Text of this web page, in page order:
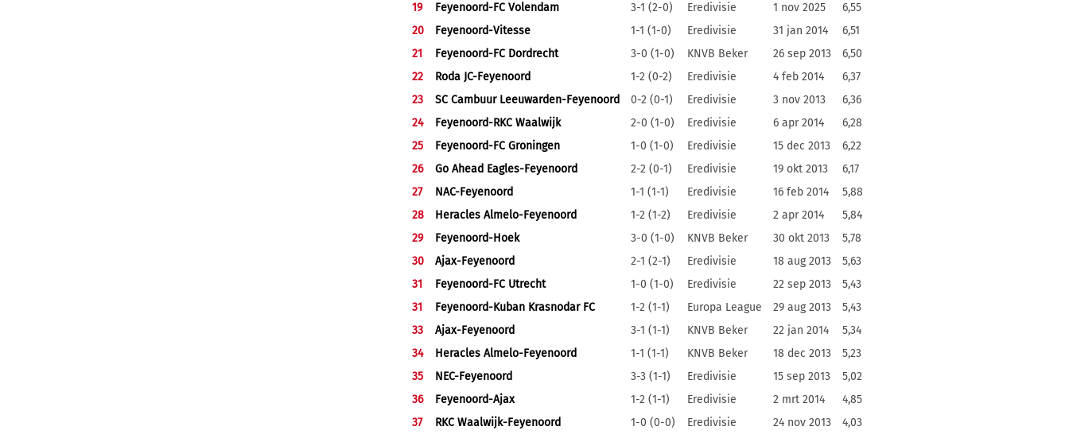
19
Feyenoord-FC Volendam 3-1 (2-0) Eredivisie 1 nov 2025
6,55
20
Feyenoord-Vitesse 1-1 (1-0) Eredivisie 31 jan 2014
6,51
21
Feyenoord-FC Dordrecht 3-0 (1-0) KNVB Beker 26 sep 2013
6,50
22
Roda JC-Feyenoord 1-2 (0-2) Eredivisie 4 feb 2014
6,37
23
SC Cambuur Leeuwarden-Feyenoord 0-2 (0-1) Eredivisie 3 nov 2013
6,36
24
Feyenoord-RKC Waalwijk 2-0 (1-0) Eredivisie 6 apr 2014
6,28
25
Feyenoord-FC Groningen 1-0 (1-0) Eredivisie 15 dec 2013
6,22
26
Go Ahead Eagles-Feyenoord 2-2 (0-1) Eredivisie 19 okt 2013
6,17
27
NAC-Feyenoord 1-1 (1-1) Eredivisie 16 feb 2014
5,88
28
Heracles Almelo-Feyenoord 1-2 (1-2) Eredivisie 2 apr 2014
5,84
29
Feyenoord-Hoek 3-0 (1-0) KNVB Beker 30 okt 2013
5,78
30
Ajax-Feyenoord 2-1 (2-1) Eredivisie 18 aug 2013
5,63
31
Feyenoord-FC Utrecht 1-0 (1-0) Eredivisie 22 sep 2013
5,43
31
Feyenoord-Kuban Krasnodar FC 1-2 (1-1) Europa League 29 aug 2013
5,43
33
Ajax-Feyenoord 3-1 (1-1) KNVB Beker 22 jan 2014
5,34
34
Heracles Almelo-Feyenoord 1-1 (1-1) KNVB Beker 18 dec 2013
5,23
35
NEC-Feyenoord 3-3 (1-1) Eredivisie 15 sep 2013
5,02
36
Feyenoord-Ajax 1-2 (1-1) Eredivisie 2 mrt 2014
4,85
37
RKC Waalwijk-Feyenoord 1-0 (0-0) Eredivisie 24 nov 2013
4,03